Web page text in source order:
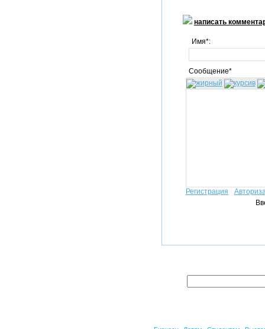
написать
Имя*:
Сообщение*
Регистрация